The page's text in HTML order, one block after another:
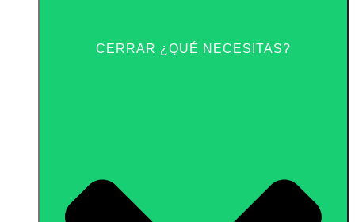
CERRAR ¿QUÉ NECESITAS?